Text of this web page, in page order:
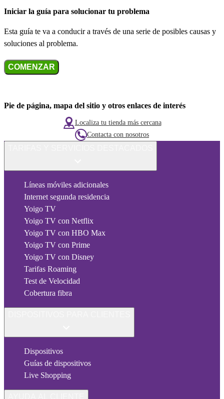
Iniciar la guía para solucionar tu problema
Esta guía te va a conducir a través de una serie de posibles causas y
soluciones al problema.
COMENZAR
Pie de página, mapa del sitio y otros enlaces de interés
Localiza tu tienda más cercana
Contacta con nosotros
Líneas móviles adicionales
Internet segunda residencia
Yoigo TV
Yoigo TV con Netflix
Yoigo TV con HBO Max
Yoigo TV con Prime
Yoigo TV con Disney
Tarifas Roaming
Test de Velocidad
Cobertura fibra
Dispositivos
Guías de dispositivos
Live Shopping